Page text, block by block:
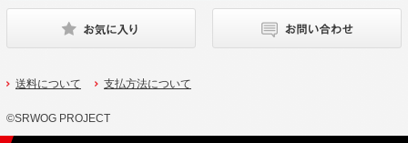
送料について 支払方法について
©SRWOG PROJECT